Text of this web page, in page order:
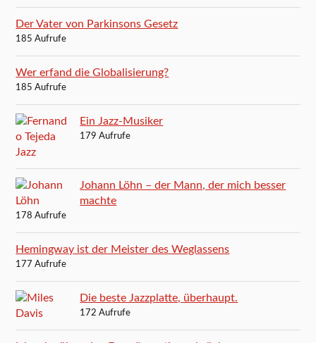
Der Vater von Parkinsons Gesetz
185 Aufrufe
Wer erfand die Globalisierung?
185 Aufrufe
Ein Jazz-Musiker
179 Aufrufe
Johann Löhn – der Mann, der mich besser
machte
178 Aufrufe
Hemingway ist der Meister des Weglassens
177 Aufrufe
Die beste Jazzplatte, überhaupt.
172 Aufrufe